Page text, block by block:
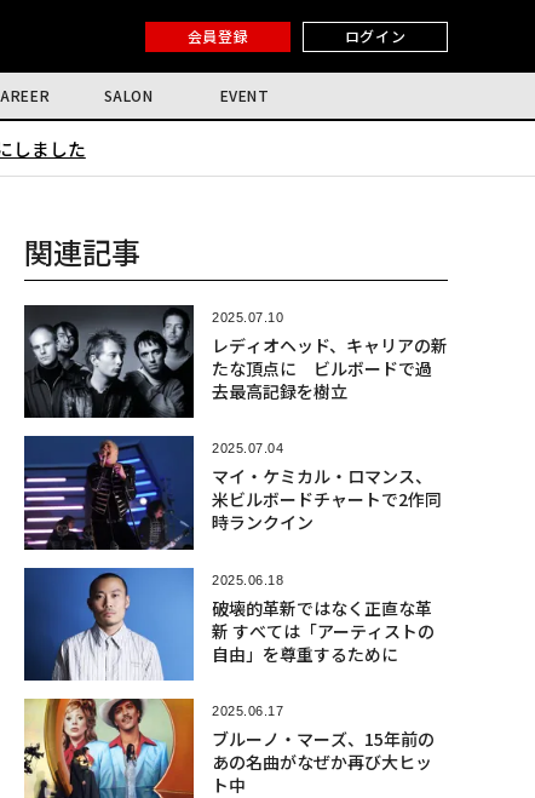
会員登録 ログイン
SALON EVENT
しました
関連記事
2025.07.10
レディオヘッド、キャリアの新
たな頂点に ビルボードで過
去最高記録を樹立
2025.07.04
マイ・ケミカル・ロマンス、
米ビルボードチャートで2作同
時ランクイン
2025.06.18
破壊的革新ではなく正直な革
新 すべては「アーティストの
自由」を尊重するために
2025.06.17
ブルーノ・マーズ、15年前の
あの名曲がなぜか再び大ヒッ
ト中